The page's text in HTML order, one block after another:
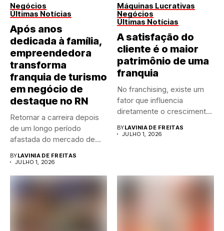
Negócios
Últimas Notícias
Após anos
dedicada à família,
empreendedora
transforma
franquia de turismo
em negócio de
destaque no RN
Retomar a carreira depois
de um longo período
afastada do mercado de...
BYLAVINIA DE FREITAS
JULHO 1, 2026
Máquinas Lucrativas
Negócios
Últimas Notícias
A satisfação do
cliente é o maior
patrimônio de uma
franquia
No franchising, existe um
fator que influencia
diretamente o crescimento
BYLAVINIA DE FREITAS
JULHO 1, 2026